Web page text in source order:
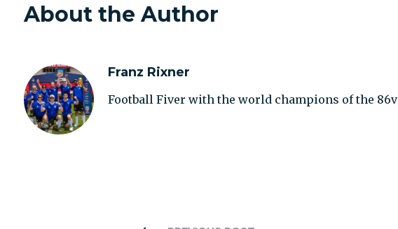
About the Author
Franz Rixner
Football Fiver with the world champions of the 86v